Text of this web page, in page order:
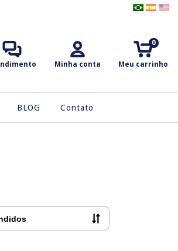
Minha conta Meu carrinho
0
BLOG Contato